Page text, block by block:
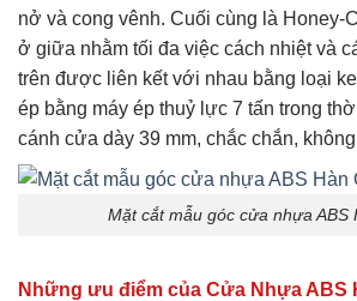
nở và cong vênh. Cuối cùng là Honey-
ở giữa nhằm tối đa việc cách nhiệt và
trên được liên kết với nhau bằng loại
ép bằng máy ép thuỷ lực 7 tấn trong
cánh cửa dày 39 mm, chắc chắn,
Mặt cắt mẫu góc cửa nhựa ABS
Những ưu điểm của Cửa Nhựa ABS